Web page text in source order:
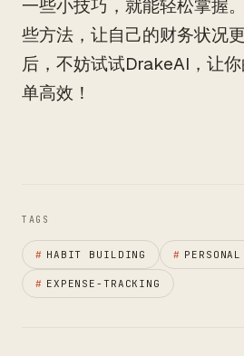
一些小技巧，就能轻松掌握
些方法，让自己的财务状况
后，不妨试试DrakeAI，让
单高效！
TAGS
# HABIT BUILDING #
# EXPENSE-TRACKING